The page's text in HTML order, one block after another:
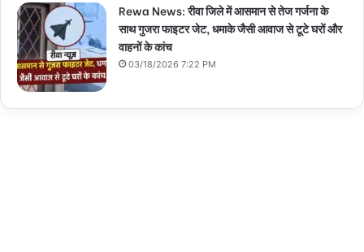
Rewa News: रीवा जिले में आसमान से तेज गर्जना के
साथ गुजरा फाइटर जेट, धमाके जैसी आवाज से टूटे घरों और
वाहनों के कांच
03/18/2026 7:22 PM